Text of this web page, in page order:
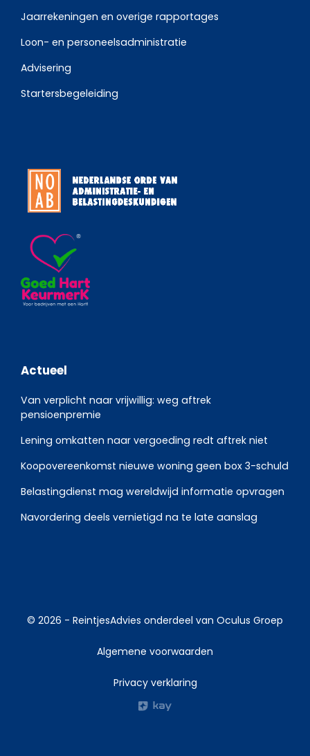
Jaarrekeningen en overige rapportages
Loon- en personeelsadministratie
Advisering
Startersbegeleiding
Actueel
Van verplicht naar vrijwillig: weg aftrek
pensioenpremie
Lening omkatten naar vergoeding redt aftrek niet
Koopovereenkomst nieuwe woning geen box 3-schuld
Belastingdienst mag wereldwijd informatie opvragen
Navordering deels vernietigd na te late aanslag
© 2026 - ReintjesAdvies onderdeel van Oculus Groep
Algemene voorwaarden
Privacy verklaring